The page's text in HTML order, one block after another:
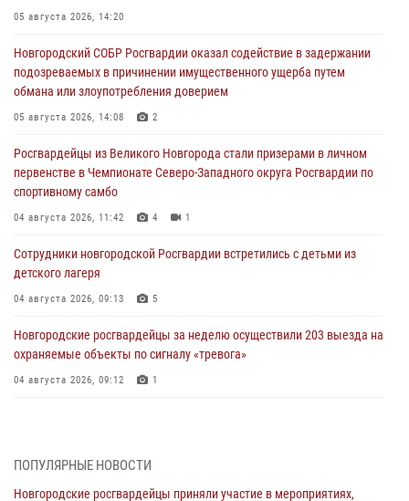
05 августа 2026, 14:20
Новгородский СОБР Росгвардии оказал содействие в задержании
подозреваемых в причинении имущественного ущерба путем
обмана или злоупотребления доверием
05 августа 2026, 14:08 2
Росгвардейцы из Великого Новгорода стали призерами в личном
первенстве в Чемпионате Северо-Западного округа Росгвардии по
спортивному самбо
04 августа 2026, 11:42 4 1
Сотрудники новгородской Росгвардии встретились с детьми из
детского лагеря
04 августа 2026, 09:13 5
Новгородские росгвардейцы за неделю осуществили 203 выезда на
охраняемые объекты по сигналу «тревога»
04 августа 2026, 09:12 1
ПОПУЛЯРНЫЕ НОВОСТИ
Новгородские росгвардейцы приняли участие в мероприятиях,